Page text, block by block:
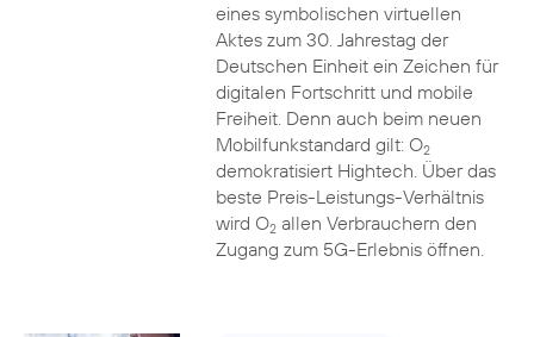
eines symbolischen virtuellen
Aktes zum 30. Jahrestag der
Deutschen Einheit ein Zeichen für
digitalen Fortschritt und mobile
Freiheit. Denn auch beim neuen
Mobilfunkstandard gilt: O2
demokratisiert Hightech. Über das
beste Preis-Leistungs-Verhältnis
wird O2allen Verbrauchern den
Zugang zum 5G-Erlebnis öffnen.